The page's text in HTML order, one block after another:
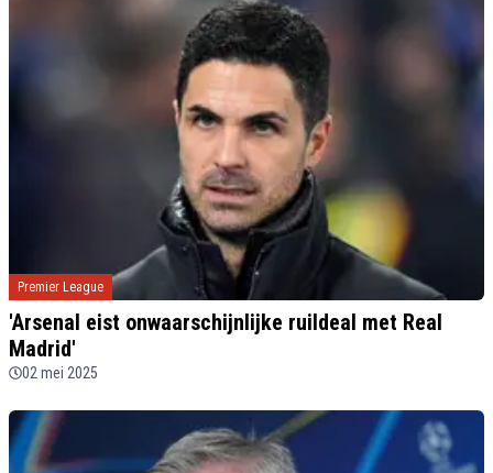
Premier League
'Arsenal eist onwaarschijnlijke ruildeal met Real
Madrid'
02 mei 2025